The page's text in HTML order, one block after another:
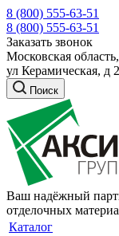
8 (800) 555-63-51
8 (800) 555-63-51
Заказать звонок
Московская
ул Керамическая, д
Поиск
Ваш надёжный
отделочных
Каталог